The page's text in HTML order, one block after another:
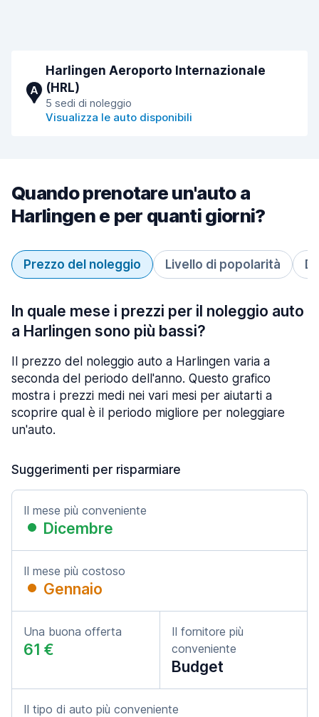
A
Harlingen Aeroporto Internazionale
(HRL)
5 sedi di noleggio
Visualizza le auto disponibili
Quando prenotare un'auto a
Harlingen e per quanti giorni?
Prezzo del noleggio Livello di popolarità
In quale mese i prezzi per il noleggio auto
a Harlingen sono più bassi?
Il prezzo del noleggio auto a Harlingen varia a
seconda del periodo dell'anno. Questo grafico
mostra i prezzi medi nei vari mesi per aiutarti a
scoprire qual è il periodo migliore per noleggiare
un'auto.
Suggerimenti per risparmiare
Il mese più conveniente
Dicembre
Il mese più costoso
Gennaio
Una buona offerta
61 €
Il fornitore più
conveniente
Budget
Il tipo di auto più conveniente